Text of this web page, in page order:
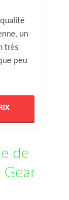
un
très
peu
de
Gear